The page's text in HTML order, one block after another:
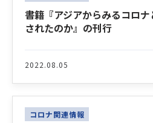
書籍『アジアからみるコロ
されたのか』の刊行
2022.08.05
コロナ関連情報